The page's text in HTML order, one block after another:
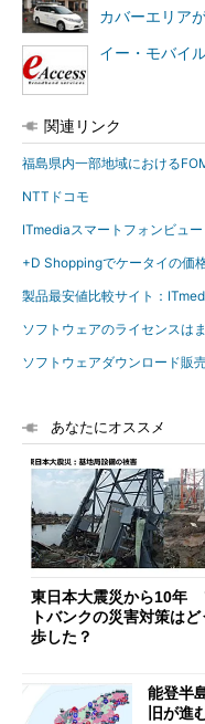
カバーエリア
イー・モバイ
関連リンク
福島県内一部地域における
NTTドコモ
ITmediaスマートフォンビュー
+D Shoppingでケータイの価
製品最安値比較サイト：
ソフトウェアのライセンスは
ソフトウェアダウンロード販
あなたにオススメ
東日本大震災から10年
トバンクの災害対策はど
歩した？
能登半
旧が進